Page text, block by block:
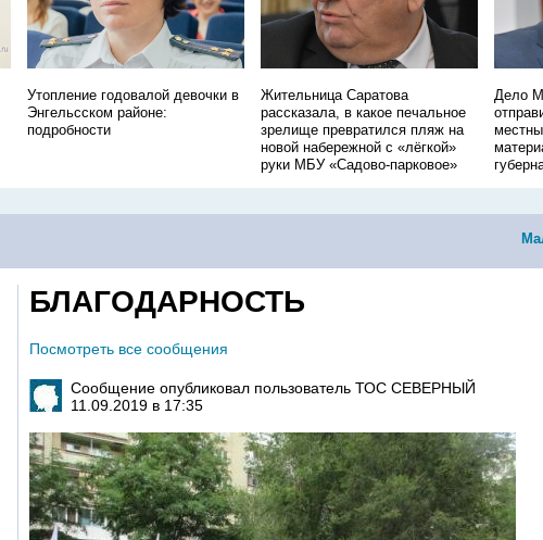
Утопление годовалой девочки в
Энгельсском районе:
подробности
Жительница Саратова
рассказала, в какое печальное
зрелище превратился пляж на
новой набережной с «лёгкой»
руки МБУ «Садово-парковое»
Дело
БЛАГОДАРНОСТЬ
Посмотреть все сообщения
Сообщение опубликовал пользователь ТОС СЕВЕРНЫЙ
11.09.2019 в 17:35